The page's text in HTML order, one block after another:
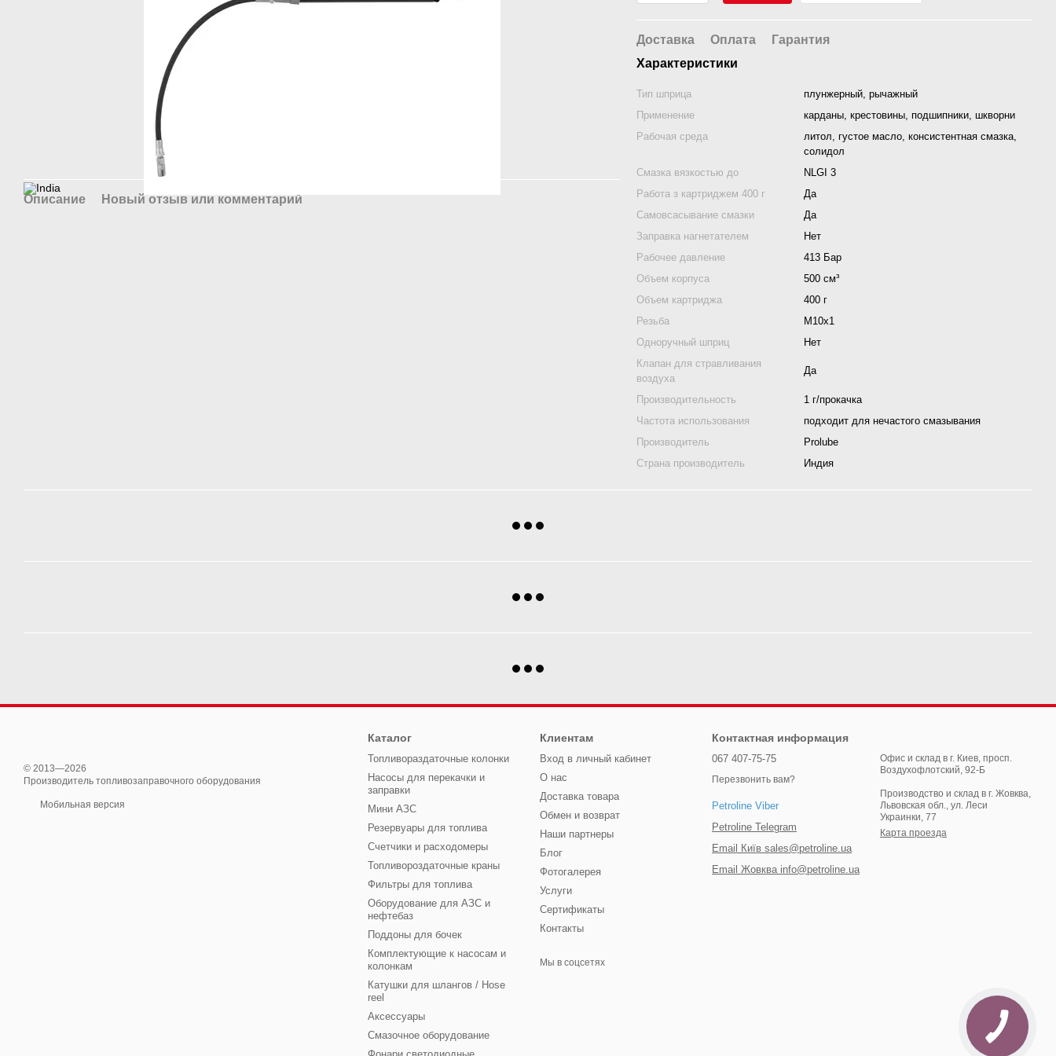
Описание Новый отзыв или комментарий
Доставка Оплата
Гарантия
Характеристики
Тип шприца
плунжерный, рычажный
Применение
карданы, крестовины, подшипники, шкворни
Рабочая среда
литол, густое масло, консистентная смазка,
солидол
Смазка вязкостью до
NLGI 3
Работа з картриджем 400 г
Да
Самовсасывание смазки
Да
Заправка нагнетателем
Нет
Рабочее давление
413 Бар
Объем корпуса
500 см³
Объем картриджа
400 г
Резьба
М10х1
Одноручный шприц
Нет
Клапан для стравливания
воздуха
Да
Производительность
1 г/прокачка
Частота использования
подходит для нечастого смазывания
Производитель
Prolube
Страна производитель
Индия
© 2013—2026
Производитель топливозаправочного оборудования
Мобильная версия
Каталог
Топливораздаточные колонки
Насосы для перекачки и
заправки
Мини АЗС
Резервуары для топлива
Счетчики и расходомеры
Топливороздаточные краны
Фильтры для топлива
Оборудование для АЗС и
нефтебаз
Поддоны для бочек
Комплектующие к насосам и
колонкам
Катушки для шлангов / Hose
reel
Аксессуары
Смазочное оборудование
Клиентам
Вход в личный кабинет
О нас
Доставка товара
Обмен и возврат
Наши партнеры
Блог
Фотогалерея
Услуги
Сертификаты
Контакты
Мы в соцсетях
Контактная информация
067 407-75-75
Перезвонить вам?
Petroline Viber
Petroline Telegram
Email Київ sales@petroline.ua
Email Жовква info@petroline.ua
Офис и склад в г. Киев, просп.
Воздухофлотский, 92-Б
Производство и склад в г. Жовква,
Львовская обл., ул. Леси
Украинки, 77
Карта проезда